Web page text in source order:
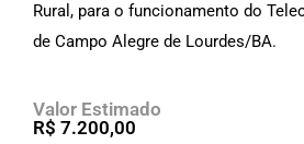
Rural, para o funcionamento do
de Campo Alegre de Lourdes/BA.
Valor Estimado
R$ 7.200,00